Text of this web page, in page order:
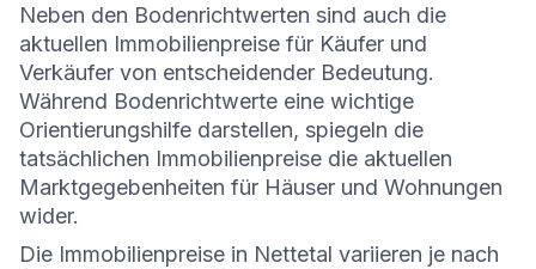
Neben den Bodenrichtwerten sind auch die
aktuellen Immobilienpreise für Käufer und
Verkäufer von entscheidender Bedeutung.
Während Bodenrichtwerte eine wichtige
Orientierungshilfe darstellen, spiegeln die
tatsächlichen Immobilienpreise die aktuellen
Marktgegebenheiten für Häuser und Wohnungen
wider.
Die Immobilienpreise in Nettetal variieren je nach